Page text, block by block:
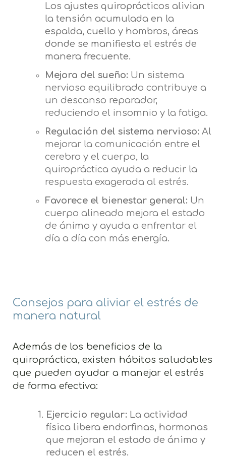
Los ajustes quiroprácticos alivian
la tensión acumulada en la
espalda, cuello y hombros, áreas
donde se manifiesta el estrés de
manera frecuente.
Mejora del sueño: Un sistema
nervioso equilibrado contribuye a
un descanso reparador,
reduciendo el insomnio y la fatiga.
Regulación del sistema nervioso: Al
mejorar la comunicación entre el
cerebro y el cuerpo, la
quiropráctica ayuda a reducir la
respuesta exagerada al estrés.
Favorece el bienestar general: Un
cuerpo alineado mejora el estado
de ánimo y ayuda a enfrentar el
día a día con más energía.
Consejos para aliviar el estrés de
manera natural
Además de los beneficios de la
quiropráctica, existen hábitos saludables
que pueden ayudar a manejar el estrés
de forma efectiva:
Ejercicio regular: La actividad
física libera endorfinas, hormonas
que mejoran el estado de ánimo y
reducen el estrés.